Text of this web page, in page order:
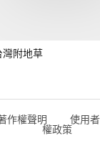
附地草
作權聲明 使用
權政策